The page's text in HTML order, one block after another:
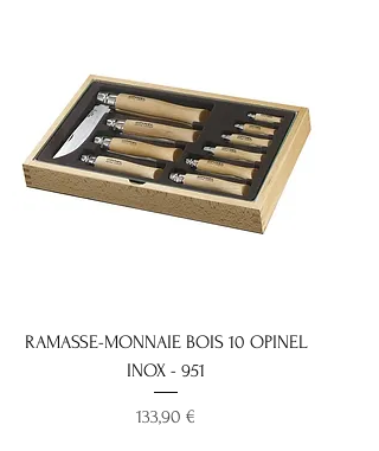
RAMASSE-MONNAIE BOIS 10 OPINEL
INOX - 951
Prix
133,90 €